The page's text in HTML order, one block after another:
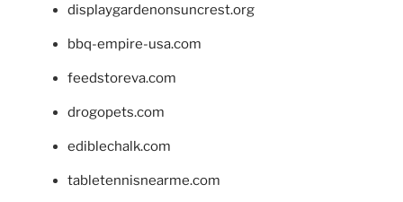
displaygardenonsuncrest.org
bbq-empire-usa.com
feedstoreva.com
drogopets.com
ediblechalk.com
tabletennisnearme.com